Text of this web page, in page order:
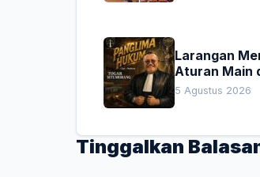
Larangan
Aturan Main
Penegak
5 Agustus 2026
Tinggalkan